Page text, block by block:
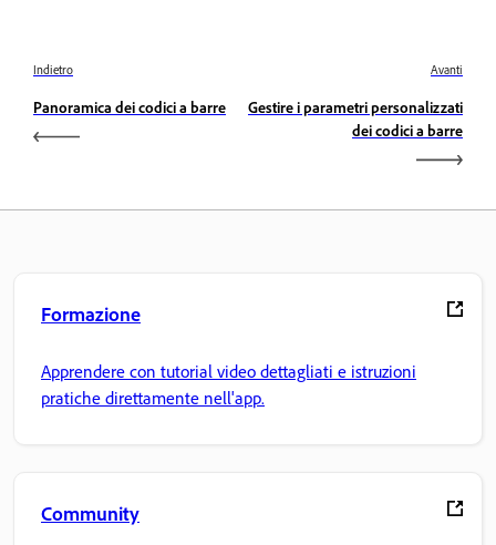
Indietro
Panoramica dei codici a barre
Avanti
Gestire i parametri personalizzati
dei codici a barre
Formazione
Apprendere con tutorial video dettagliati e istruzioni
pratiche direttamente nell'app.
Community